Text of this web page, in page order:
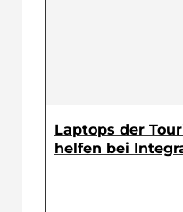
Laptops der
helfen bei